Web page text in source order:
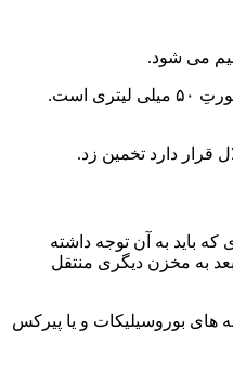
می شود.
این وسیله برای انتقال مقادیر مشخص و دقیق مایعات طراحی شده است. بورت ها در اندازه های مختلف ساخته می شود. اندازه ای که بیشتر در آزمایشات مورد استفاده است. بورتِ ۵۰ میلی لیتری است.
قرار دارد تخمین زد.
باید به آن توجه داشته
آن بریزید. و بعد به مخزن دیگری منتقل
های بوروسیلیکات و یا پیرکس